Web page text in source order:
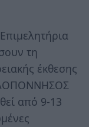
τη
έκθεσης
από 9-13